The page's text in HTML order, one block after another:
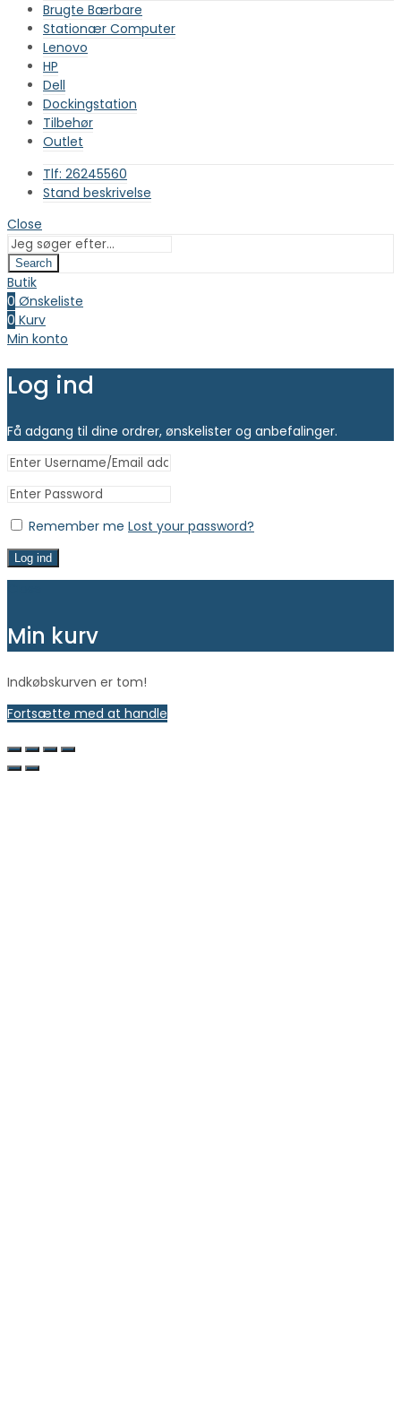
Brugte Bærbare
Stationær Computer
Lenovo
HP
Dell
Dockingstation
Tilbehør
Outlet
Tlf: 26245560
Stand beskrivelse
Close
Search
Butik
0 Ønskeliste
0 Kurv
Min konto
Log ind
Få adgang til dine ordrer, ønskelister og anbefalinger.
Remember me Lost your password?
Log ind
Min kurv
Indkøbskurven er tom!
Fortsætte med at handle